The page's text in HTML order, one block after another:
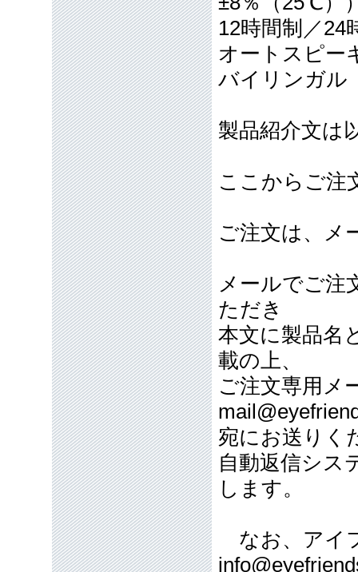
12時間制／24
オートスピー
バイリンガル
製品紹介文は
ここからご注
ご注文は、メ
メールでご注
ただき
本文に製品名
載の上、
ご注文専用
宛にお送りく
自動返信シス
します。
なお、アイ